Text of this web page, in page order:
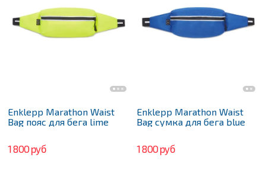
Enklepp Marathon Waist
Bag пояс для бега lime
1 800 руб
Enklepp Marathon Waist
Bag сумка для бега blue
1 800 руб